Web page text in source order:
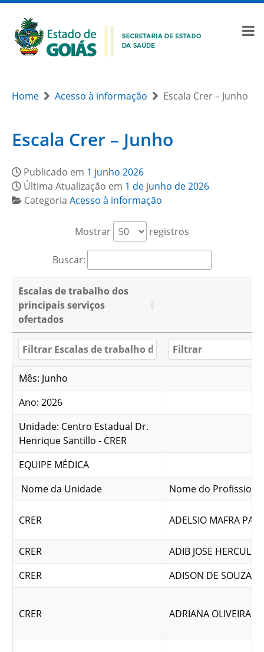
Home Acesso à informação Escala Crer – Junho
Escala Crer – Junho
Publicado em 1 junho 2026
Última Atualização em 1 de junho de 2026
Categoria Acesso à informação
Mostrar registros
Buscar:
Escalas de trabalho dos
principais serviços
ofertados
Mês: Junho
Ano: 2026
Unidade: Centro Estadual Dr.
Henrique Santillo - CRER
EQUIPE MÉDICA
Nome da Unidade
Nome do
CRER ADELSIO MAFRA
CRER
ADIB JOSE HERCULES
CRER
ADISON DE SOUZA
CRER ADRIANA OLIVEIRA